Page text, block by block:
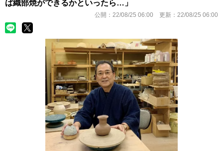
ば織部焼ができるかといったら…」
公開： 22/08/25 06:00 更新： 22/08/25 06:00